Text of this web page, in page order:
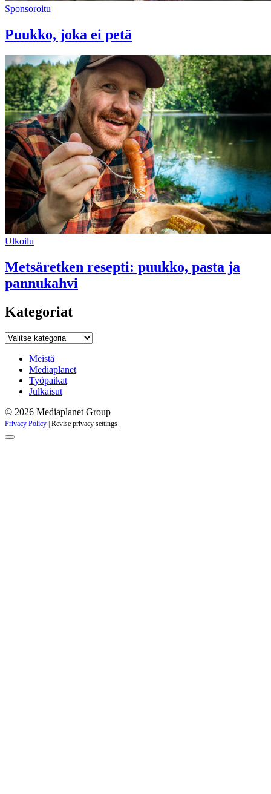
Sponsoroitu
Puukko, joka ei petä
Ulkoilu
Metsäretken resepti: puukko, pasta ja
pannukahvi
Kategoriat
Kategoriat
Meistä
Mediaplanet
Työpaikat
Julkaisut
© 2026 Mediaplanet Group
Privacy Policy | Revise privacy settings